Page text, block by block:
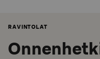
RAVINTOLAT